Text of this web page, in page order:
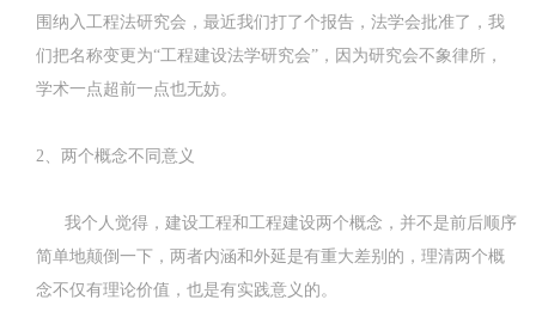
围纳入工程法研究会，最近我们打了个报告，法学会批准了，我
们把名称变更为“工程建设法学研究会”，因为研究会不象律所，
学术一点超前一点也无妨。
2、两个概念不同意义
我个人觉得，建设工程和工程建设两个概念，并不是前后顺序
简单地颠倒一下，两者内涵和外延是有重大差别的，理清两个概
念不仅有理论价值，也是有实践意义的。